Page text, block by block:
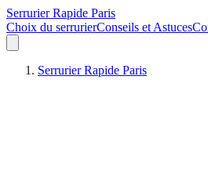
Serrurier Rapide Paris
Choix du serrurierConseils et Astuces
Serrurier Rapide Paris